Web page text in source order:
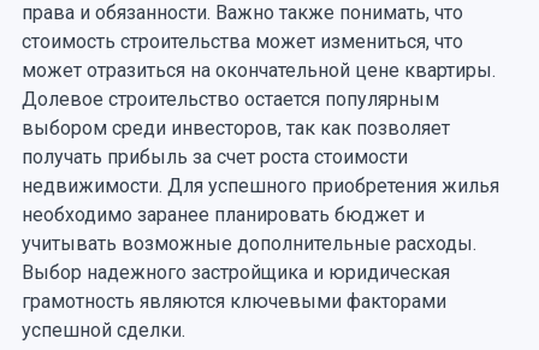
права и обязанности. Важно также понимать, что
стоимость строительства может измениться, что
может отразиться на окончательной цене квартиры.
Долевое строительство остается популярным
выбором среди инвесторов, так как позволяет
получать прибыль за счет роста стоимости
недвижимости. Для успешного приобретения жилья
необходимо заранее планировать бюджет и
учитывать возможные дополнительные расходы.
Выбор надежного застройщика и юридическая
грамотность являются ключевыми факторами
успешной сделки.